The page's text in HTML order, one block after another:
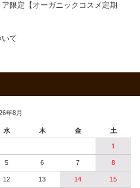
限定【オーガニックコスメ定期
て
年8月
水 木 金 土
1
5 6 7 8
12 13 14 15